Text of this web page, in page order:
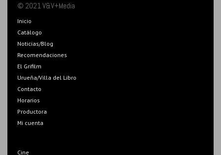
© 2021 V&V+Media
Inicio
Catálogo
Noticias/Blog
Recomendaciones
El Grifilm
Urueña/Villa del Libro
Contacto
Horarios
Productora
Mi cuenta
Cine